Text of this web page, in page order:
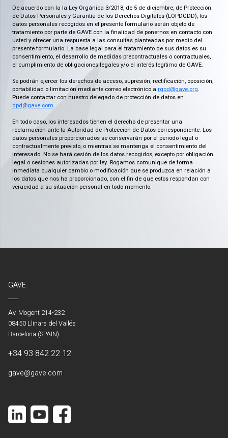
De acuerdo con la la Ley Orgánica 3/2018, de 5 de diciembre, de Protección
de Datos Personales y Garantía de los Derechos Digitales (LOPDGDD), los
datos personales recogidos en el presente formulario serán objeto de
tratamiento por parte de GAVE con la finalidad de ponernos en contacto con
usted y ofrecer una respuesta a las consultas planteadas por medio del
presente formulario. La base legal para el tratamiento de sus datos es su
consentimiento, el desarrollo de medidas precontractuales o contractuales,
el cumplimiento de obligaciones legales y/o el interés legítimo de GAVE.
Se podrán ejercer los derechos de acceso, supresión, rectificación, oposición,
portabilidad o limitación mediante correo electrónico a rgpd@gave.org.
Puede contactar con nuestro delegado de protección de datos en
dpd@gave.com.
En todo caso, los interesados tienen el derecho de presentar una
reclamación ante la Autoridad de Protección de Datos correspondiente. Los
datos personales proporcionados se conservarán por el periodo legal o
contractualmente previsto, o mientras se mantenga el consentimiento del
interesado. No se hará cesión de los datos recogidos, excepto por obligación
legal o cesiones autorizadas por ley. Rogamos comunique de forma
inmediata cualquier cambio o modificación que se produzca en relación a
los datos que nos ha proporcionado, con el fin de que estos respondan con
veracidad a su situación personal en todo momento.
GAVE
Av. Mogent 214-232
08450 Llinars del Vallés
Barcelona (SPAIN)
+34 93 842 22 12
gave@gave.com